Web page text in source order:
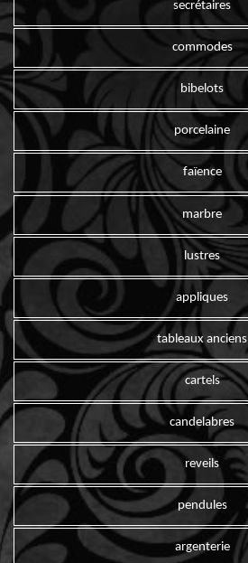
secrétaires
commodes
bibelots
porcelaine
faïence
marbre
lustres
appliques
tableaux anciens
cartels
candelabres
reveils
pendules
argenterie